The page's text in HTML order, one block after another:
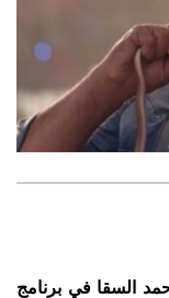
السقا في برنامج